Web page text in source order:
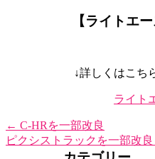
【ライトエ
↓詳しくはこち
ライト
← C-HRを一部改良
ピクシストラックを一部改良